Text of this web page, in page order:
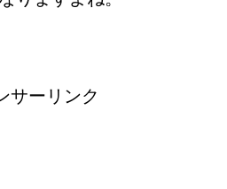
サーリンク